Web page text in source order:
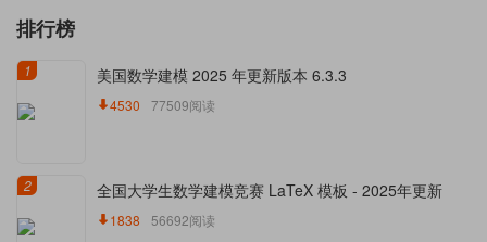
排行榜
1 美国数学建模 2025 年更新版本 6.3.3
4530 77509阅读
2 全国大学生数学建模竞赛 LaTeX 模板 - 2025年更新
1838 56692阅读